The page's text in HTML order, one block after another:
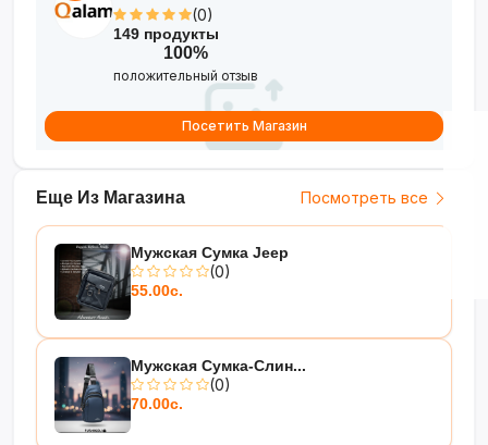
Еще Из Магазина Посмотреть все
Мужская Сумка Jeep
(0)
55.00с.
Мужская Сумка-Слин...
(0)
70.00с.
(0)
149 продукты
100%
положительный отзыв
Посетить Магазин